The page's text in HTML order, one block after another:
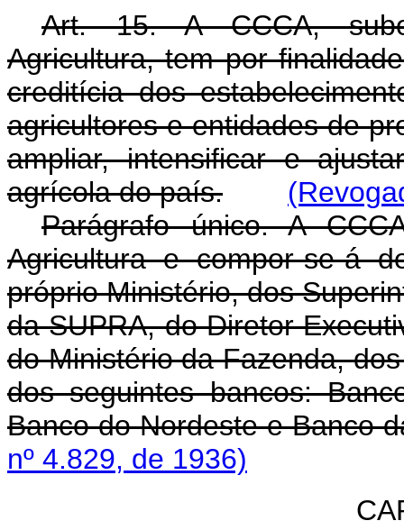
Art. 15. A CCCA,
Agricultura, tem por
creditícia dos
agricultores e entidades de
ampliar, intensificar e
agrícola do país.
Parágrafo único. A
Agricultura e compor-se-á
próprio Ministério, dos
da SUPRA, do Diretor
do Ministério da Fazenda,
dos seguintes bancos:
Banco do Nordeste e Banco
nº 4.829, de 1936)